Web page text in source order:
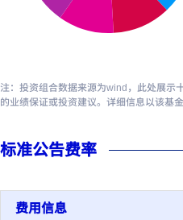
注：投资组合数据来源为wind，此处展示
的业绩保证或投资建议。详细信息以该基
标准公告费率
费用信息